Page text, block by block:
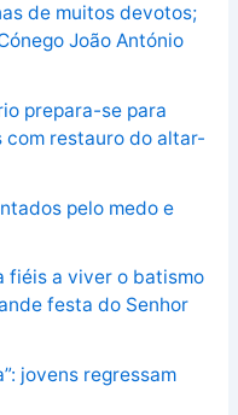
de muitos devotos;
João António
prepara-se para
com restauro do altar-
pelo medo e
fiéis a viver o batismo
festa do Senhor
jovens regressam